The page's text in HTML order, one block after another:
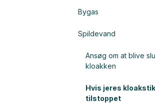
Bygas
Spildevand
Ansøg om at blive
kloakken
Hvis jeres
tilstoppet